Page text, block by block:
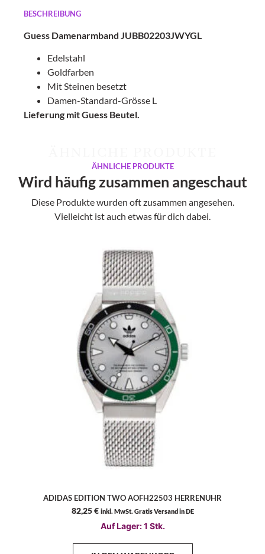
BESCHREIBUNG
Guess Damenarmband JUBB02203JWYGL
Edelstahl
Goldfarben
Mit Steinen besetzt
Damen-Standard-Grösse L
Lieferung mit Guess Beutel.
ÄHNLICHE PRODUKTE
Wird häufig zusammen angeschaut
Diese Produkte wurden oft zusammen angesehen.
Vielleicht ist auch etwas für dich dabei.
ADIDAS EDITION TWO AOFH22503 HERRENUHR
82,25€ inkl. MwSt. Gratis Versand in DE
Auf Lager: 1 Stk.